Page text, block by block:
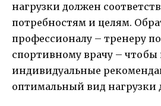
нагрузки должен
потребностям и целям.
профессионалу – тренеру
спортивному врачу – чтобы
индивидуальные
оптимальный вид нагрузки